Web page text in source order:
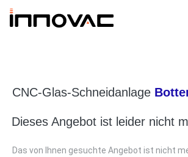
CNC-Glas-Schneidanlage
Dieses Angebot ist leider nicht
Das von Ihnen gesuchte Angebot ist nicht